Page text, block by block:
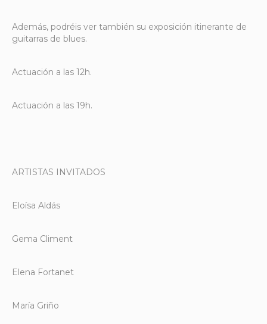
Además, podréis ver también su exposición itinerante de
guitarras de blues.
Actuación a las 12h.
Actuación a las 19h.
ARTISTAS INVITADOS
Eloísa Aldás
Gema Climent
Elena Fortanet
María Griño